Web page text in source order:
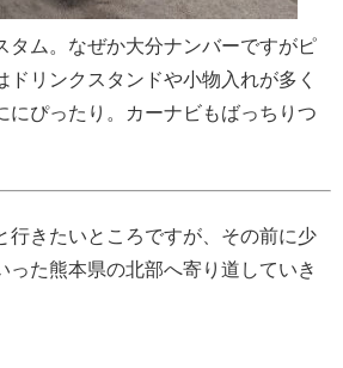
タム。なぜか大分ナンバーですがピ
ドリンクスタンドや小物入れが多く
にぴったり。カーナビもばっちりつ
行きたいところですが、その前に少
った熊本県の北部へ寄り道していき